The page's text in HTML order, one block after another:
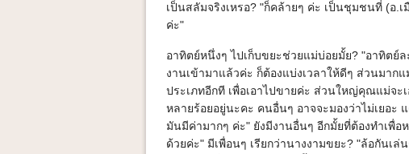
เป็นสลัมจริงเหรอ? "ก็คล้ายๆ ค่ะ เป็นชุมชนที่ (อ.
ค่ะ"
อาทิตย์หนึ่งๆ ไปเก็บขยะช่วยแม่บ่อยมั้ย? "อาทิตย์
งานเข้ามาแล้วค่ะ ก็ต้องแบ่งเวลาให้ดีๆ ส่วนมา
ประเภทอีกที เพื่อเอาไปขายค่ะ ส่วนใหญ่คุณแม่จะ
หลายร้อยอยู่นะคะ คนอื่นๆ อาจจะมองว่าไม่เยอ
มันมีค่ามากๆ ค่ะ" ยังมีงานอื่นๆ อีกมั้ยที่ต้องทำเพื่
ด้วยค่ะ" มีเพื่อนๆ เรียกว่านางงามขยะ? "ล้อกันเล่